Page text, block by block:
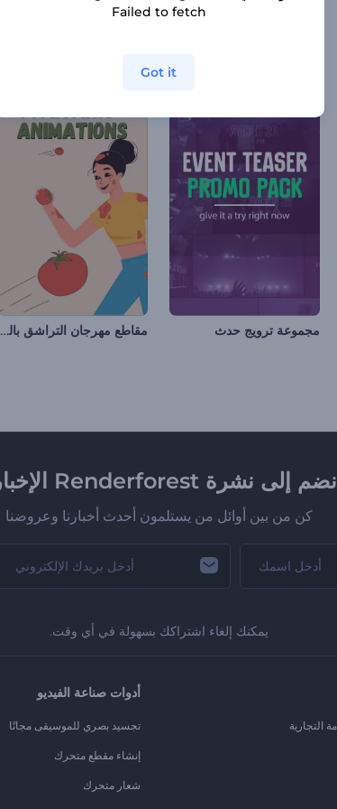
ريل يوم استقلال البرازيل افتتاحية كريسماس مبهجة
مجموعة ترويج حدث مقاطع مهرجان التراشق بالطماطم
انضم إلى نشرة Renderforest الإخبارية
كن من بين أوائل من يستلمون أحدث أخبارنا وعروضنا
يمكنك إلغاء اشتراكك بسهولة في أي وقت.
التجارية
أدوات صناعة الفيديو
تجسيد بصري للموسيقى مجانًا
إنشاء مقطع متحرك
شعار متحرك
Failed to fetch
Got it